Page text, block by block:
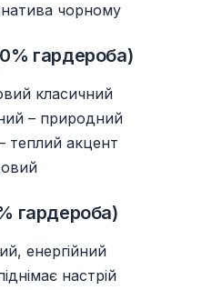
чорному
гардероба)
класичний
– природний
теплий акцент
гардероба)
енергійний
настрій